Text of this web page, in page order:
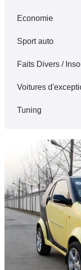
Flottes
Moto
Economie
Sport auto
Faits Divers /
Voitures
Tuning